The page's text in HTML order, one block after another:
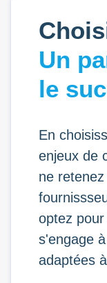
Un
le
En
enjeux de
ne
optez
s'engage
adaptées